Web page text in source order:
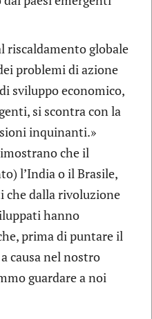
riscaldamento globale
problemi di azione
sviluppo economico,
si scontra con la
inquinanti.»
che il
l’India o il Brasile,
dalla rivoluzione
hanno
prima di puntare il
causa nel nostro
guardare a noi